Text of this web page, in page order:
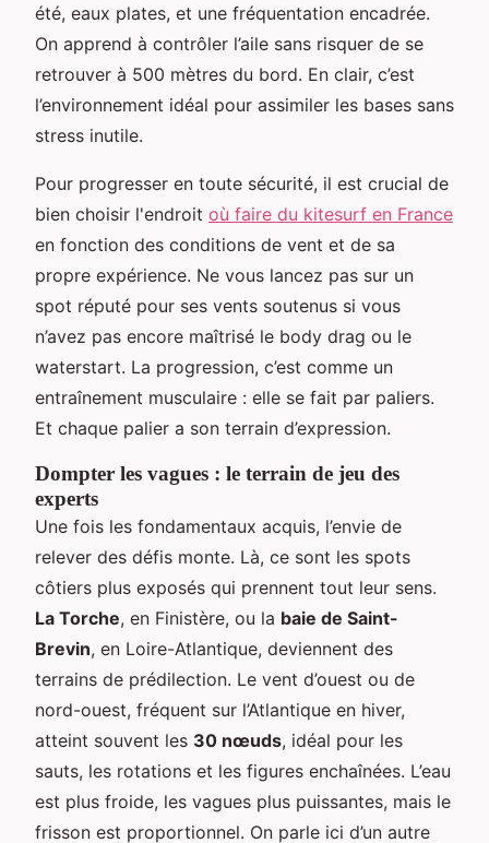
été, eaux plates, et une fréquentation encadrée.
On apprend à contrôler l’aile sans risquer de se
retrouver à 500 mètres du bord. En clair, c’est
l’environnement idéal pour assimiler les bases sans
stress inutile.
Pour progresser en toute sécurité, il est crucial de
bien choisir l'endroit où faire du kitesurf en France
en fonction des conditions de vent et de sa
propre expérience. Ne vous lancez pas sur un
spot réputé pour ses vents soutenus si vous
n’avez pas encore maîtrisé le body drag ou le
waterstart. La progression, c’est comme un
entraînement musculaire : elle se fait par paliers.
Et chaque palier a son terrain d’expression.
Dompter les vagues : le terrain de jeu des
experts
Une fois les fondamentaux acquis, l’envie de
relever des défis monte. Là, ce sont les spots
côtiers plus exposés qui prennent tout leur sens.
La Torche, en Finistère, ou la baie de Saint-
Brevin, en Loire-Atlantique, deviennent des
terrains de prédilection. Le vent d’ouest ou de
nord-ouest, fréquent sur l’Atlantique en hiver,
atteint souvent les 30 nœuds, idéal pour les
sauts, les rotations et les figures enchaînées. L’eau
est plus froide, les vagues plus puissantes, mais le
frisson est proportionnel. On parle ici d’un autre